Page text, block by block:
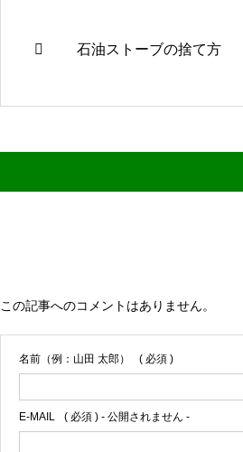
石油ストーブの捨て方
この記事へのコメントはありません。
名前（例：山田 太郎） ( 必須 )
E-MAIL ( 必須 ) - 公開されません -